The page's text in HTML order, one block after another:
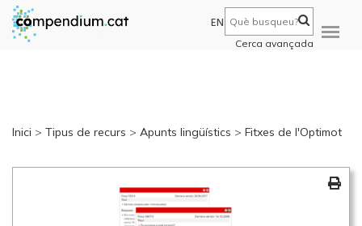
EN
Cerca avançada
Inici > Tipus de recurs > Apunts lingüístics > Fitxes de l'Optimot